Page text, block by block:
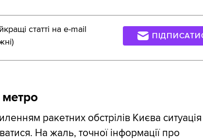
статті на e-mail
метро
ракетних обстрілів Києва ситуація
На жаль, точної інформації про